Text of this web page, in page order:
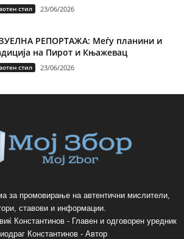
стил 23/06/2026
РЕПОРТАЖА: Меѓу планини и
на Пирот и Књажевац
стил 23/06/2026
за промовирање на автентични мислители,
ставови и информации.
Константинов - Главен и одговорен уредник
Константинов - Автор